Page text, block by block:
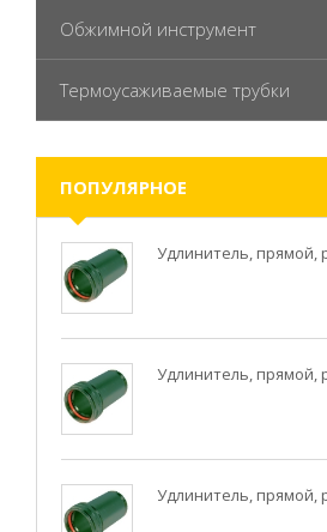
Обжимной инструмент
Термоусаживаемые трубки
ПОПУЛЯРНОЕ
Удлинитель, прямой,
Удлинитель, прямой,
Удлинитель, прямой,